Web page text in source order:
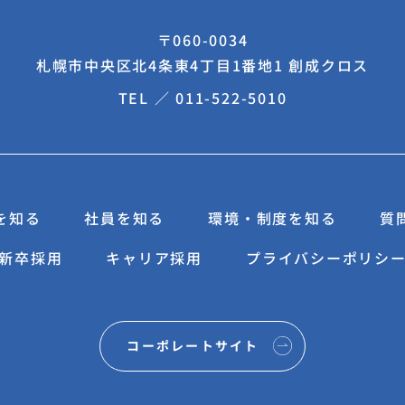
〒060-0034
札幌市中央区北4条東4丁目1番地1 創成クロス
TEL ／011-522-5010
知る 社員を知る 環境・制度を知る
質
卒採用
キャリア採用 プライバシーポリシー
コーポレートサイト